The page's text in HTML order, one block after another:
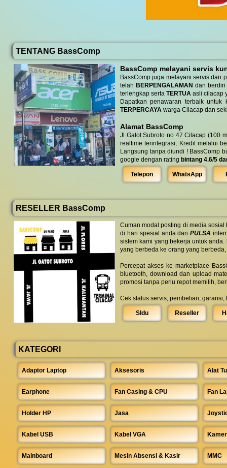
TENTANG BassComp
BassComp melayani servis
BassComp juga melayani servis dan
telah BERPENGALAMAN dan berdiri
terlengkap serta TERTUA asli cilacap
Dapatkan penawaran terbaik
TERPERCAYA warga Cilacap dan
Alamat BassComp
Jl Gatot Subroto no 47 Cilacap (100
realtime terintegrasi, Kredit melalui
Langsung tanpa diundi ! BassComp
google dengan rating bintang 4.6/5
Telepon WhatsApp
RESELLER BassComp
Cuman modal posting di media
di hari spesial anda danPULSA
sistem kami yang bekerja untuk anda.
yang berbeda ke orang yang
Percepat akses ke marketplace
bluetooth, download dan upload
promosi tanpa perlu repot memilih,
Cek status servis, pembelian,
SIdu Reseller
KATEGORI
Adaptor Laptop Aksesoris Alat
Earphone Fan Casing & CPU Fan
Holder HP Jasa
Kabel USB Kabel VGA
Mainboard Mesin Absensi & Kasir MMC